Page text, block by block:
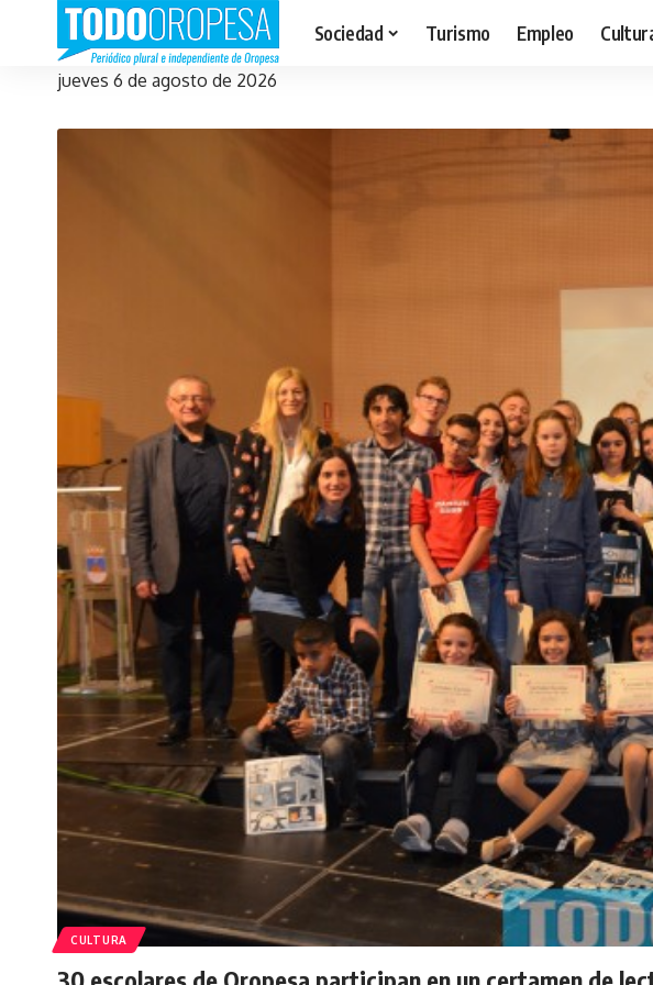
Sociedad Turismo Empleo
jueves 6 de agosto de 2026
CULTURA